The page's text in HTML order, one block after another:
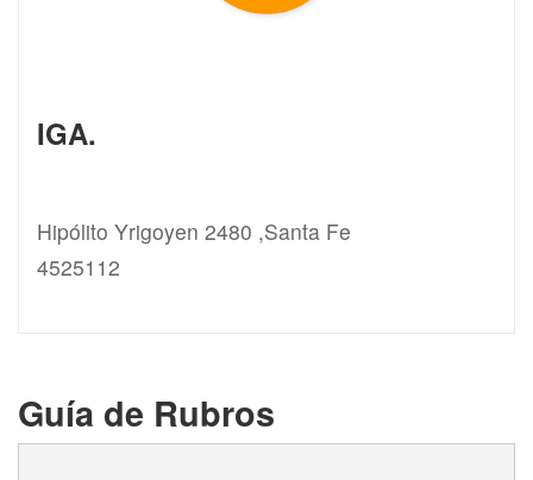
IGA.
Hipólito Yrigoyen 2480 ,Santa Fe
4525112
Guía de Rubros